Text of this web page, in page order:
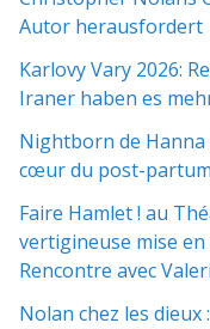
Autor herausfordert
Karlovy Vary 2026:
Iraner haben es
Nightborn de
cœur du post-partum
Faire Hamlet ! au
vertigineuse mise
Rencontre avec
Nolan chez les dieux